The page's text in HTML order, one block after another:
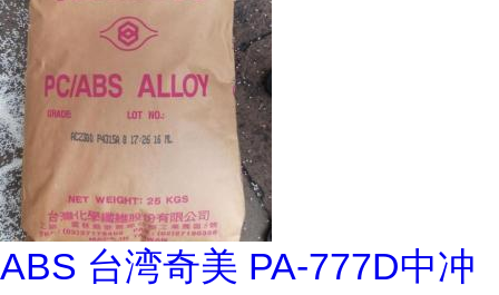
ABS 台湾奇美 PA-777D中冲